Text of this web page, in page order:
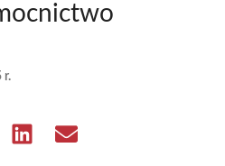
r.
Share Share